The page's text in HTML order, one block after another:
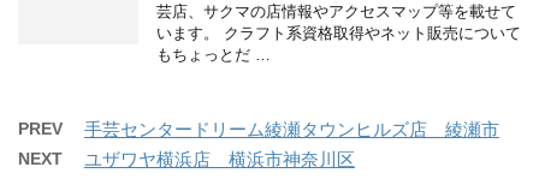
芸店、サクマの店情報やアクセスマップ等を載せて
います。 クラフト系資格取得やネット販売について
もちょっとだ …
PREV 手芸センタードリーム綾瀬タウンヒルズ店 綾瀬市
NEXT ユザワヤ横浜店 横浜市神奈川区